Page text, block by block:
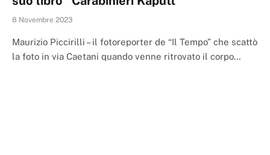
8 Novembre 2023
Maurizio Piccirilli – il fotoreporter de “Il Tempo” che scattò
la foto in via Caetani quando venne ritrovato il corpo…